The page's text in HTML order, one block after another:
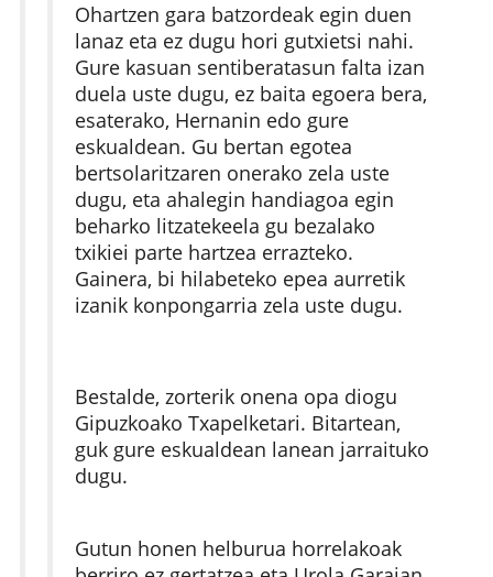
Ohartzen gara batzordeak egin duen
lanaz eta ez dugu hori gutxietsi nahi.
Gure kasuan sentiberatasun falta izan
duela uste dugu, ez baita egoera bera,
esaterako, Hernanin edo gure
eskualdean. Gu bertan egotea
bertsolaritzaren onerako zela uste
dugu, eta ahalegin handiagoa egin
beharko litzatekeela gu bezalako
txikiei parte hartzea errazteko.
Gainera, bi hilabeteko epea aurretik
izanik konpongarria zela uste dugu.
Bestalde, zorterik onena opa diogu
Gipuzkoako Txapelketari. Bitartean,
guk gure eskualdean lanean jarraituko
dugu.
Gutun honen helburua horrelakoak